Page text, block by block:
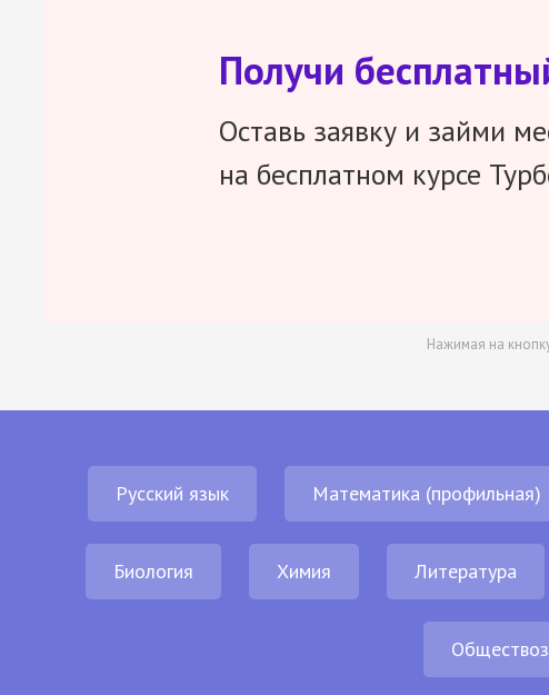
Получи
Оставь заявку и займи
на бесплатном курсе
Нажимая на
Русский язык Математика (профильная)
Биология Химия Литература